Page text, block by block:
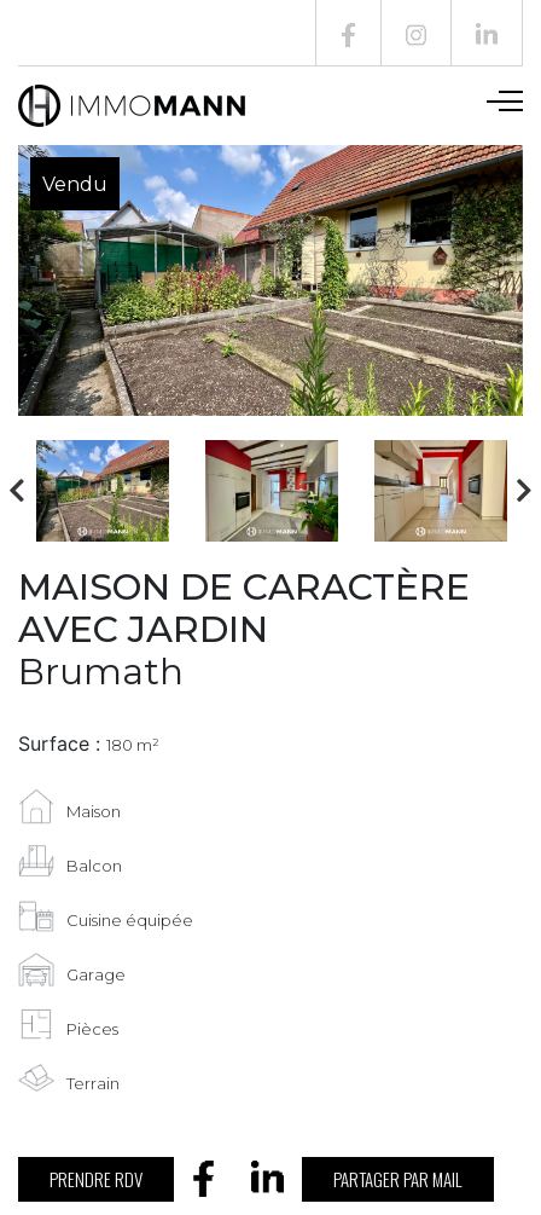
Vendu
MAISON DE CARACTÈRE
AVEC JARDIN
Brumath
Surface : 180 m²
Maison
Balcon
Cuisine équipée
Garage
Pièces
Terrain
PRENDRE RDV PARTAGER PAR MAIL